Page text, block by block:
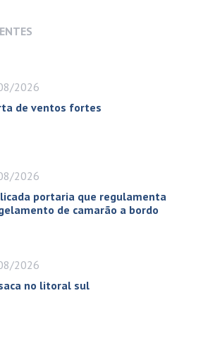
2026
de ventos fortes
2026
portaria que regulamenta
de camarão a bordo
2026
no litoral sul